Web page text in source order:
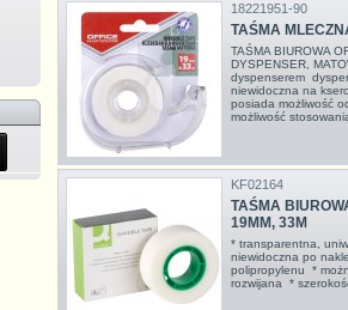
18221951-90
TAŚMA
TAŚMA BIUROWA
DYSPENSER,
dyspenserem
niewidoczna na
posiada możliwość
możliwość
KF02164
TAŚMA
19MM, 33M
* transparentna,
niewidoczna po
polipropylenu *
rozwijana *